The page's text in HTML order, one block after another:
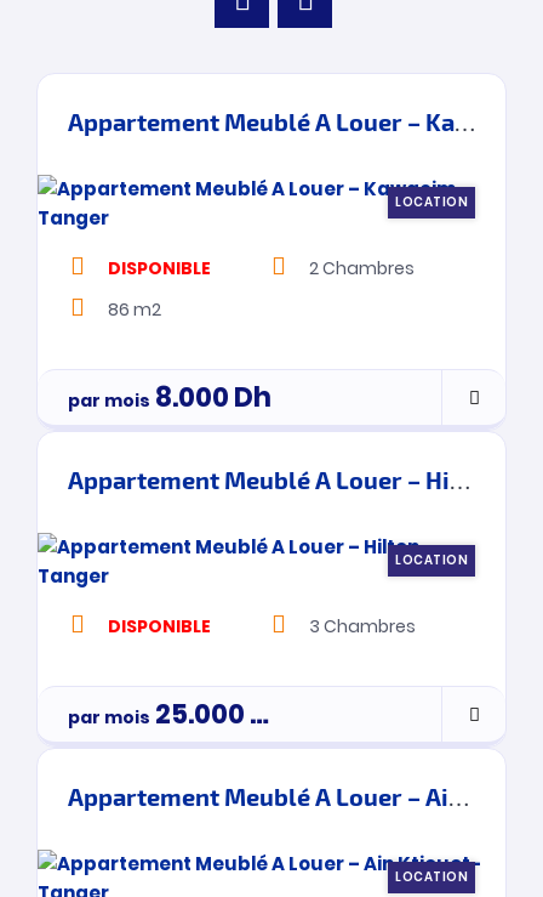
Appartement Meublé A Louer – Kawacim – Tanger
LOCATION
DISPONIBLE 2Chambres
86 m2
par mois 8.000Dh
Appartement Meublé A Louer – Hilton – Tanger
LOCATION
DISPONIBLE 3 Chambres
par mois 25.000Dh
Appartement Meublé A Louer – Ain Ktiouet- Tanger
LOCATION